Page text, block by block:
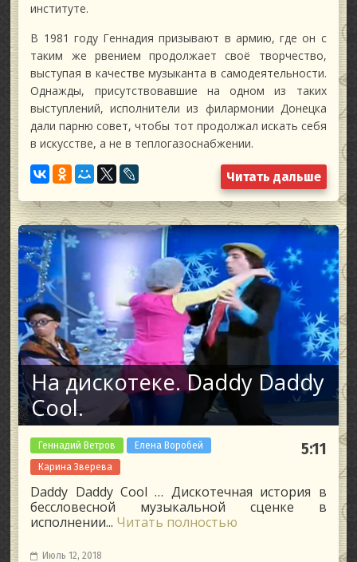
институте.
В 1981 году Геннадия призывают в армию, где он с
таким же рвением продолжает своё творчество,
выступая в качестве музыканта в самодеятельности.
Однажды, присутствовавшие на одном из таких
выступлений, исполнители из филармонии Донецка
дали парню совет, чтобы тот продолжал искать себя
в искусстве, а не в теплогазоснабжении.
Читать дальше
На дискотеке. Daddy Daddy
Cool.
Геннадий Ветров
Елена Воробей
Карина Зверева
5:11
Daddy Daddy Cool … Дискотечная история в
бессловесной музыкальной сценке в
исполнении... Читать полностью
Июль 12, 2018